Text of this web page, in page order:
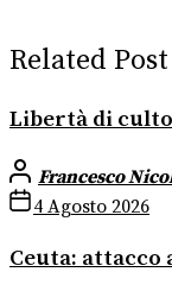
Related Post
Libertà di
Francesco
4 Agosto 2026
Ceuta: attacco